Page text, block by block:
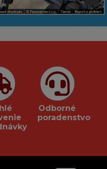
Odborné
poradenstvo